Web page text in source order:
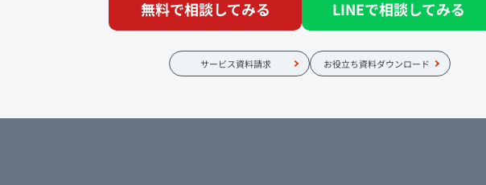
四季折々の一皿を通して、その奥深さをお愉しみください。 記念日や誕生日
ったビジネスシーンにもご利用いただければ幸いです。
無料で相談してみる LINEで相談してみる
サービス資料請求 お役立ち資料ダウンロード